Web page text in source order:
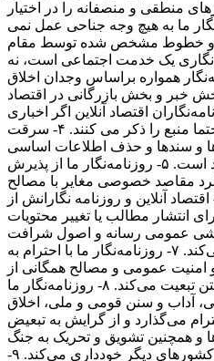
منطقی و منصفانه را در اختیار
ما به هیچ وجه جناحی عمل نمی
و خطوط مشخص شده توسط مقام
۲- روزنامه‌نگاری یک خدمت اجتماعی است، نه
همواره براساس وجدان اخلاق
خبر و بخش بازرگانی در اقتصاد
مجزا هستند. ۳- روزنامه‌نگاران اقتصاد آنلاین اگر اخباری
را از منبعی دیگر منتشر کنند، حتما منبع را ذکر می کنند. ۴- سرقت
و سندها و حذف اطلاعات اساسی
رویدادها در اقتصاد آنلاین مطرود است. ۵- روزنامه‌نگار ما از پذیرش
مقاصد خصوصی مغایر با مصالح
خودداری می‌کند. ۶- اقتصاد آنلاین و روزنامه نگارانش از
انتشار مطالب یا تغییر محتویات
عمومی رسانه و اصول شرافت
حرفه ای خویش تبعیت می‌کند. ۷- روزنامه‌نگار ما با احترام به
امنیت عمومی و مصالح همگانی از
اصول شرافت حرفه‌ای خویشتن تبعیت می‌کند. ۸- روزنامه‌نگار ما
آداب و سنن قومی و ملی، اخلاق
می‌گذارد و از گرایش به تبعیض
و همچنین تشویق و تحریک به جنگ
تجاوزکارانه نسبت به کشورهای دیگر خودداری می‌کند. ۹-